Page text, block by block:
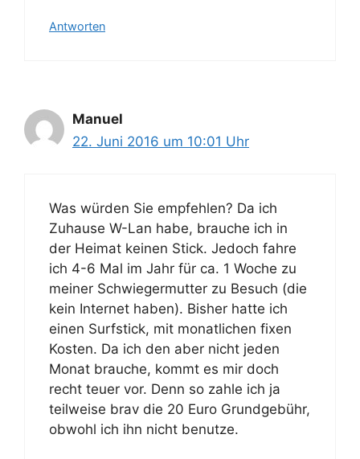
Antworten
Manuel
22. Juni 2016 um 10:01 Uhr
Was würden Sie empfehlen? Da ich
Zuhause W-Lan habe, brauche ich in
der Heimat keinen Stick. Jedoch fahre
ich 4-6 Mal im Jahr für ca. 1 Woche zu
meiner Schwiegermutter zu Besuch (die
kein Internet haben). Bisher hatte ich
einen Surfstick, mit monatlichen fixen
Kosten. Da ich den aber nicht jeden
Monat brauche, kommt es mir doch
recht teuer vor. Denn so zahle ich ja
teilweise brav die 20 Euro Grundgebühr,
obwohl ich ihn nicht benutze.